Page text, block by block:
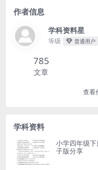
作者信息
学科资料星
等级 普通用户
785
文章
查看
学科资料
小学四年级
子版分享